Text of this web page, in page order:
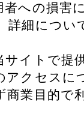
者への損害
詳細につい
サイトで提
アクセスに
商業目的で